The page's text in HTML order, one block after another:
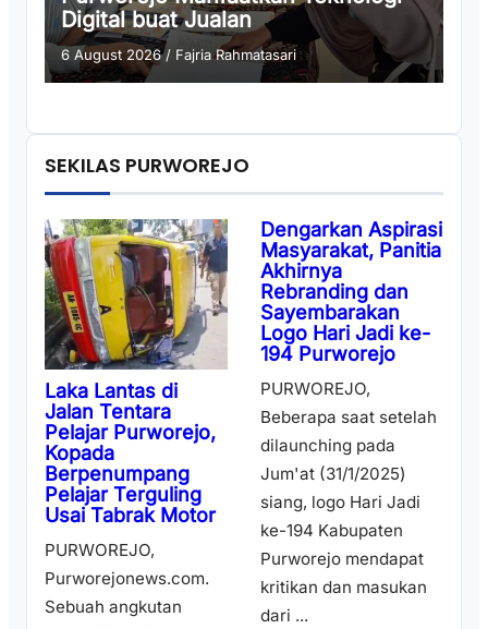
Digital buat Jualan
6 August 2026/ Fajria Rahmatasari
SEKILAS PURWOREJO
Laka Lantas di
Jalan Tentara
Pelajar Purworejo,
Kopada
Berpenumpang
Pelajar Terguling
Usai Tabrak Motor
PURWOREJO,
Purworejonews.com.
Sebuah angkutan
Dengarkan Aspirasi
Masyarakat, Panitia
Akhirnya
Rebranding dan
Sayembarakan
Logo Hari Jadi ke-
194 Purworejo
PURWOREJO,
Beberapa saat setelah
dilaunching pada
Jum'at (31/1/2025)
siang, logo Hari Jadi
ke-194 Kabupaten
Purworejo mendapat
kritikan dan masukan
dari ...